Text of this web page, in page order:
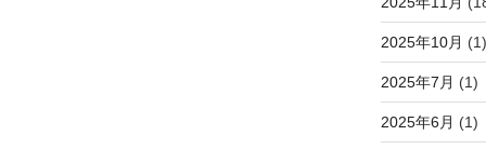
2025年10月 (1)
2025年7月 (1)
2025年6月 (1)